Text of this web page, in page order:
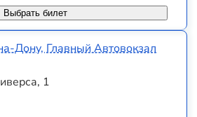
Выбрать билет
Дону, Главный Автовокзал
1